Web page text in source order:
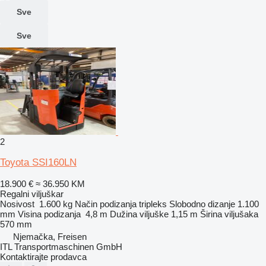
Sve
Sve
2
Toyota SSI160LN
18.900 € ≈ 36.950 KM
Regalni viljuškar
Nosivost 1.600 kg Način podizanja tripleks Slobodno dizanje 1.100
mm Visina podizanja 4,8 m Dužina viljuške 1,15 m Širina viljušaka
570 mm
Njemačka, Freisen
ITL Transportmaschinen GmbH
Kontaktirajte prodavca